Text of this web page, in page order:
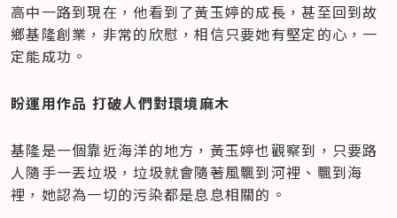
高中一路到現在，他看到了黃玉婷的成長，甚至回到故
鄉基隆創業，非常的欣慰，相信只要她有堅定的心，一
定能成功。
盼運用作品 打破人們對環境麻木
基隆是一個靠近海洋的地方，黃玉婷也觀察到，只要路
人隨手一丟垃圾，垃圾就會隨著風飄到河裡、飄到海
裡，她認為一切的污染都是息息相關的。